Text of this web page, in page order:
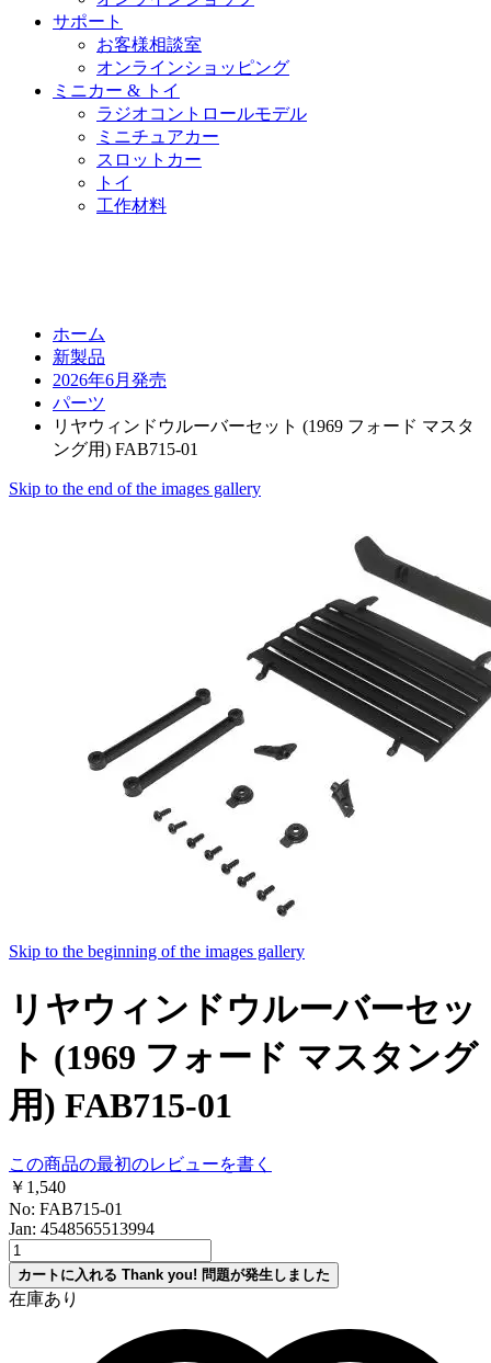
サポート
お客様相談室
オンラインショッピング
ミニカー & トイ
ラジオコントロールモデル
ミニチュアカー
スロットカー
トイ
工作材料
ホーム
新製品
2026年6月発売
パーツ
リヤウィンドウルーバーセット (1969 フォード マスタ
ング用) FAB715-01
Skip to the end of the images gallery
Skip to the beginning of the images gallery
リヤウィンドウルーバーセッ
ト (1969 フォード マスタング
用) FAB715-01
この商品の最初のレビューを書く
￥1,540
No: FAB715-01
Jan: 4548565513994
カートに入れる Thank you! 問題が発生しました
在庫あり